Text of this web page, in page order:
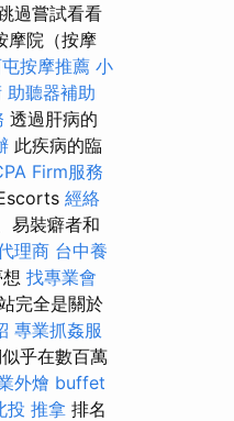
過嘗試看看
摩院（按摩
按摩推薦 小
助聽器補助
透過肝病的
此疾病的臨
Firm服務
經絡
易裝癖者和
理商 台中養
找專業會
完全是關於
專業抓姦服
乎在數百萬
外燴 buffet
投 推拿 排名